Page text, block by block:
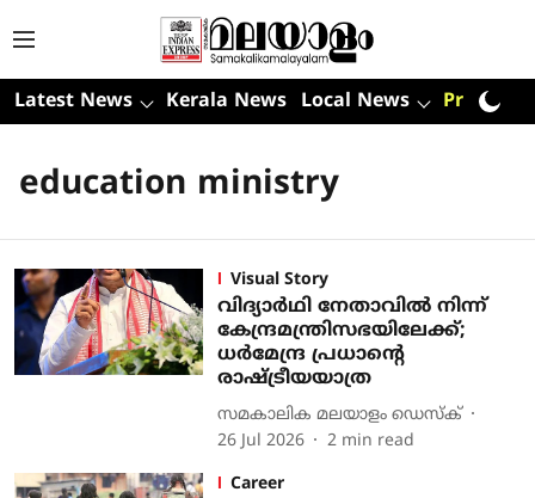
Latest News Kerala News Local News Premium
education ministry
Visual Story
വിദ്യാർഥി നേതാവിൽ നിന്ന്
കേന്ദ്രമന്ത്രിസഭയിലേക്ക്;
ധർമേന്ദ്ര പ്രധാൻ്റെ
രാഷ്ട്രീയയാത്ര
സമകാലിക മലയാളം ഡെസ്ക്
26 Jul 2026
2 min read
Career